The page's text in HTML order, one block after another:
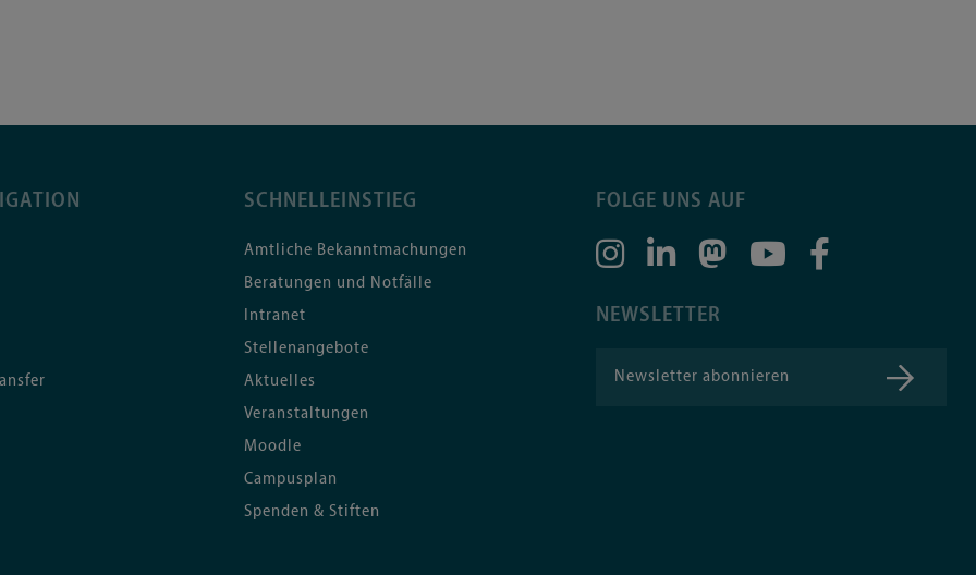
SCHNELLEINSTIEG
Amtliche Bekanntmachungen
Beratungen und Notfälle
Intranet
Stellenangebote
Aktuelles
Veranstaltungen
Moodle
Campusplan
Spenden & Stiften
FOLGE UNS AUF
NEWSLETTER
Newsletter abonnieren